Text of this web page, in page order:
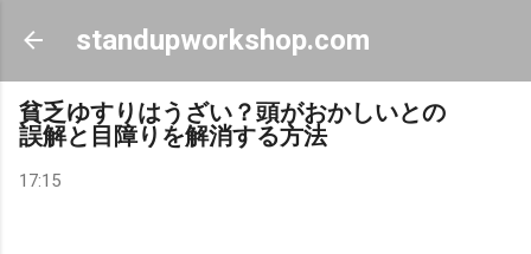
スキップしてメイン コンテンツに移動
standupworkshop.com
貧乏ゆすりはうざい？頭がおかしいとの
誤解と目障りを解消する方法
17:15